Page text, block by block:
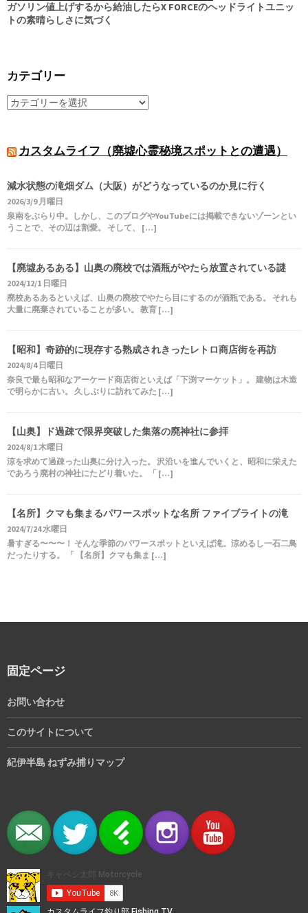
ガソリン値上げするから給油したらX FORCEのヘッドライトユニッ
トの素晴らしさに気づく
カテゴリー
カスタムライフ（廃墟心霊秘境スポットとの遭遇）
減水状態の滝畑ダム（大阪）がどうなっているのか見に行く
2026/3/9 月曜日
泉南をぶらり中。しかし、このブログやYouTubeには掲載できないゾーンとい
うことで、その辺は割愛。 そして、 […]
【廃墟あるある】山奥の廃校では酒瓶がやたら放置されている謎
2024/12/1 日曜日
廃校あるあるといえば、山奥の廃校でやたら目にするのが酒瓶である。 それも
大量に廃棄されていることが多い。 教育 […]
【昭和】奇跡的に現存する熟成されきったレトロ商店街を再訪
2024/8/4 日曜日
奈良で最も昭和なアーケード商店街といえば「下渕マーケット」。 建物は木造
で明らかに古い。 久しぶりに訪れてみた […]
【山奥】ド過疎で限界突破した集落の廃神社に参拝
2024/8/1 木曜日
涼を求めて過疎った山奥に分け入った。 沢沿いを進んでいくと、昭和に栄えた
であろう廃村の神社にたどり着いた。 「 […]
【名所】クマも集まるパワースポットな名所 ファイブライトの滝
2024/7/24 水曜日
暑すぎる〜〜〜！ そんな季節のパワースポットといえば滝。涼めるし一石二鳥
だったりする。 「 【名所】クマも集ま […]
固定ページ
お問い合わせ
このサイトについて
紀伊半島 ねずみ捕りマップ